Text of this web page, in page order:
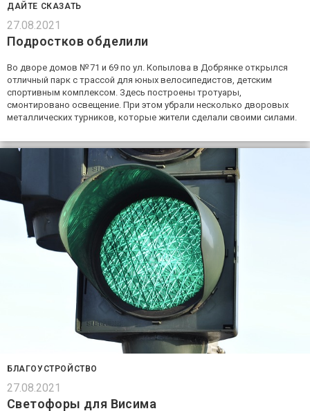
ДАЙТЕ СКАЗАТЬ
27.08.2021
Подростков обделили
Во дворе домов № 71 и 69 по ул. Копылова в Добрянке открылся
отличный парк с трассой для юных велосипедистов, детским
спортивным комплексом. Здесь построены тротуары,
смонтировано освещение. При этом убрали несколько дворовых
металлических турников, которые жители сделали своими силами.
БЛАГОУСТРОЙСТВО
27.08.2021
Светофоры для Висима